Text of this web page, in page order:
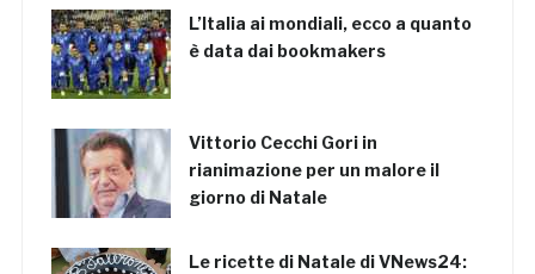
L’Italia ai mondiali, ecco a quanto
è data dai bookmakers
Vittorio Cecchi Gori in
rianimazione per un malore il
giorno di Natale
Le ricette di Natale di VNews24: